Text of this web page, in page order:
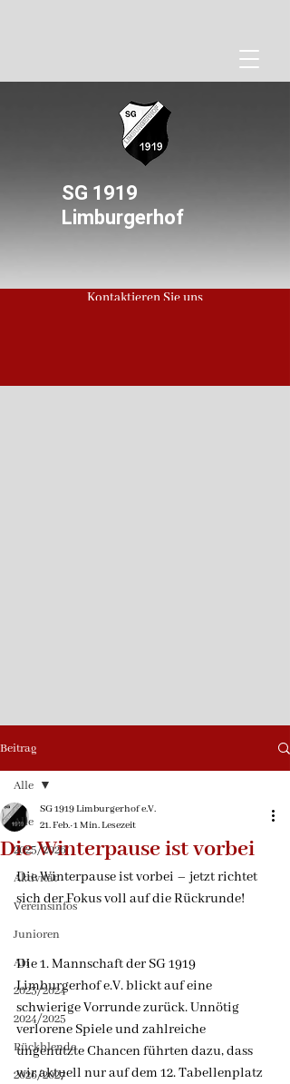
SG 1919
Limburgerhof
Kontaktieren Sie uns
Beitrag
Alle
2025/2026
Aktivität
Vereinsinfos
Junioren
AH
2023/2024
2024/2025
Rückblende
2026/2027
Alle
Die Winterpause ist vorbei
SG 1919 Limburgerhof e.V.
21. Feb. 1 Min. Lesezeit
Die Winterpause ist vorbei – jetzt richtet
sich der Fokus voll auf die Rückrunde!
Die 1. Mannschaft der SG 1919
Limburgerhof e.V. blickt auf eine
schwierige Vorrunde zurück. Unnötig
verlorene Spiele und zahlreiche
ungenutzte Chancen führten dazu, dass
wir aktuell nur auf dem 12. Tabellenplatz